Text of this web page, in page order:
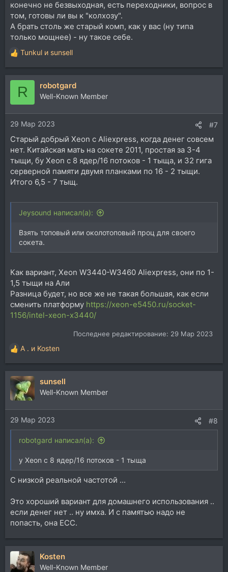
конечно не безвыходная, есть переходники, вопрос в
том, готовы ли вы к "колхозу".
А брать столь же старый комп, как у вас (ну типа
только мощнее) - ну такое себе.
Р
е
а
и
и
:
Tunkul и sunsell
R robotgard
Well-Known Member
29 Мар 2023 #7
Старый добрый Xeon с Aliexpress, когда денег совсем
нет. Китайская мать на сокете 2011, простая за 3-4
тыщи, бу Xeon c 8 ядер/16 потоков - 1 тыща, и 32 гига
серверной памяти двумя планками по 16 - 2 тыщи.
Итого 6,5 - 7 тыщ.
Jeysound написал(а):
Взять топовый или околотоповый проц для своего
сокета.
Как вариант, Xeon W3440-W3460 Aliexpress, они по 1-
1,5 тыщи на Али
Разница будет, но все же не такая большая, как если
сменить платформу https://xeon-e5450.ru/socket-
1156/intel-xeon-x3440/
Последнее редактирование: 29 Мар 2023
Р
е
а
к
ц
и
и
:
A . и Kosten
sunsell
Well-Known Member
29 Мар 2023 #8
robotgard написал(а):
у Xeon c 8 ядер/16 потоков - 1 тыща
С низкой реальной частотой ...
Это хороший вариант для домашнего использования ..
если денег нет .. ну имха. И с памятью надо не
попасть, она ECC.
Kosten
Well-Known Member